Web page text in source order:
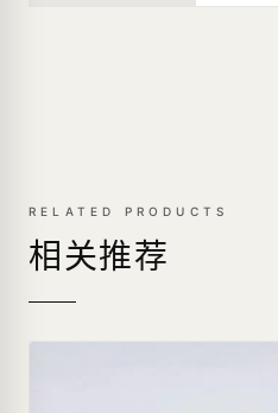
RELATED PRODUCTS
相关推荐